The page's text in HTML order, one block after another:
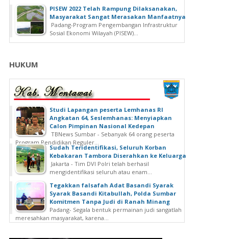
PISEW 2022 Telah Rampung Dilaksanakan,
Masyarakat Sangat Merasakan Manfaatnya
Padang-Program Pengembangan Infrastruktur
Sosial Ekonomi Wilayah (PISEW)...
HUKUM
Studi Lapangan peserta Lemhanas RI
Angkatan 64, Seslemhanas: Menyiapkan
Calon Pimpinan Nasional Kedepan
TBNews Sumbar - Sebanyak 64 orang peserta
Program Pendidikan Reguler...
Sudah Teridentifikasi, Seluruh Korban
Kebakaran Tambora Diserahkan ke Keluarga
Jakarta - Tim DVI Polri telah berhasil
mengidentifikasi seluruh atau enam...
Tegakkan falsafah Adat Basandi Syarak
Syarak Basandi Kitabullah, Polda Sumbar
Komitmen Tanpa Judi di Ranah Minang
Padang- Segala bentuk permainan judi sangatlah
meresahkan masyarakat, karena...